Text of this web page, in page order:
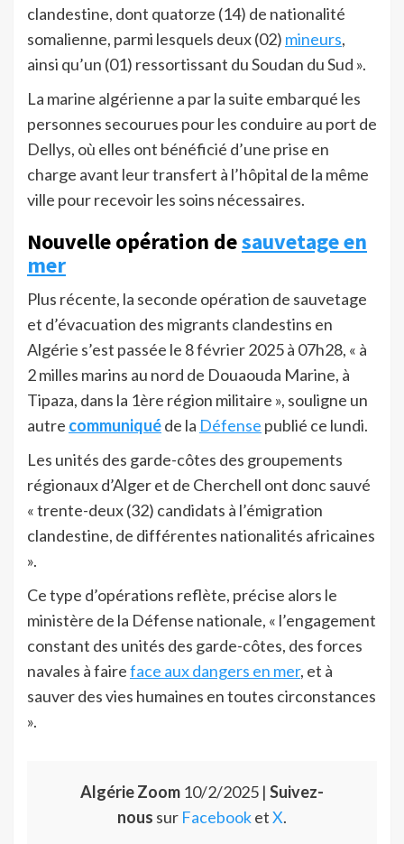
clandestine, dont quatorze (14) de nationalité
somalienne, parmi lesquels deux (02) mineurs,
ainsi qu’un (01) ressortissant du Soudan du Sud ».
La marine algérienne a par la suite embarqué les
personnes secourues pour les conduire au port de
Dellys, où elles ont bénéficié d’une prise en
charge avant leur transfert à l’hôpital de la même
ville pour recevoir les soins nécessaires.
Nouvelle opération desauvetage en
mer
Plus récente, la seconde opération de sauvetage
et d’évacuation des migrants clandestins en
Algérie s’est passée le 8 février 2025 à 07h28, « à
2 milles marins au nord de Douaouda Marine, à
Tipaza, dans la 1ère région militaire », souligne un
autre communiquéde la Défense publié ce lundi.
Les unités des garde-côtes des groupements
régionaux d’Alger et de Cherchell ont donc sauvé
« trente-deux (32) candidats à l’émigration
clandestine, de différentes nationalités africaines
».
Ce type d’opérations reflète, précise alors le
ministère de la Défense nationale, « l’engagement
constant des unités des garde-côtes, des forces
navales à faireface aux dangers en mer, et à
sauver des vies humaines en toutes circonstances
».
Algérie Zoom 10/2/2025 | Suivez-
nous sur FacebooketX.